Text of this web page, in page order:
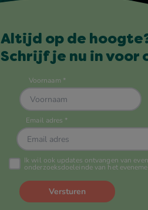
Altijd op de
Schrijf je nu in voor